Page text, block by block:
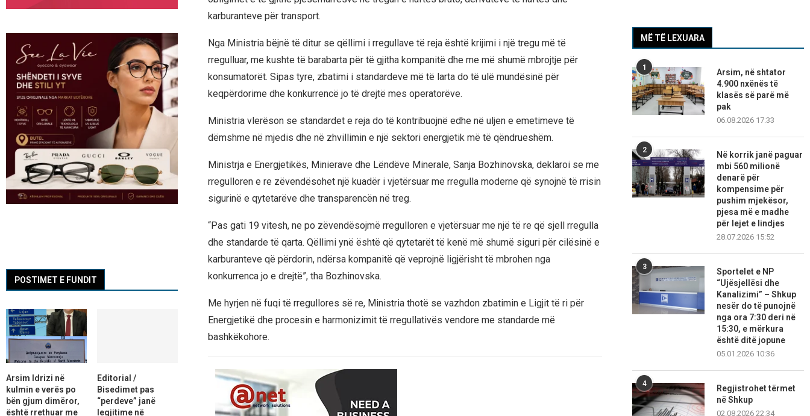
karburanteve për transport.
Nga Ministria bëjnë të ditur se qëllimi i rregullave të reja është krijimi i një tregu më të
rregulluar, me kushte të barabarta për të gjitha kompanitë dhe me më shumë mbrojtje për
konsumatorët. Sipas tyre, zbatimi i standardeve më të larta do të ulë mundësinë për
keqpërdorime dhe konkurrencë jo të drejtë mes operatorëve.
Ministria vlerëson se standardet e reja do të kontribuojnë edhe në uljen e emetimeve të
dëmshme në mjedis dhe në zhvillimin e një sektori energjetik më të qëndrueshëm.
Ministrja e Energjetikës, Minierave dhe Lëndëve Minerale, Sanja Bozhinovska, deklaroi se me
rregulloren e re zëvendësohet një kuadër i vjetërsuar me rregulla moderne që synojnë të rrisin
sigurinë e qytetarëve dhe transparencën në treg.
“Pas gati 19 vitesh, ne po zëvendësojmë rregulloren e vjetërsuar me një të re që sjell rregulla
dhe standarde të qarta. Qëllimi ynë është që qytetarët të kenë më shumë siguri për cilësinë e
karburanteve që përdorin, ndërsa kompanitë që veprojnë ligjërisht të mbrohen nga
konkurrenca jo e drejtë”, tha Bozhinovska.
Me hyrjen në fuqi të rregullores së re, Ministria thotë se vazhdon zbatimin e Ligjit të ri për
Energjetikë dhe procesin e harmonizimit të rregullativës vendore me standarde më
bashkëkohore.
MË TË LEXUARA
1
Arsim, në shtator
4.900 nxënës të
klasës së parë më
pak
06.08.2026 17:33
2
Në korrik janë paguar
mbi 560 milionë
denarë për
kompensime për
pushim mjekësor,
pjesa më e madhe
për lejet e lindjes
28.07.2026 15:52
3
Sportelet e NP
“Ujësjellësi dhe
Kanalizimi” – Shkup
nesër do të punojnë
nga ora 7:30 deri në
15:30, e mërkura
është ditë jopune
05.01.2026 10:36
4
Regjistrohet tërmet
në Shkup
02.08.2026 22:34
POSTIMET E FUNDIT
Arsim Idrizi në
kulmin e verës po
bën gjum dimëror,
është rrethuar me
Editorial /
Bisedimet pas
“perdeve” janë
legjitime në